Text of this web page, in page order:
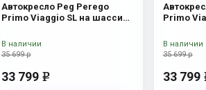
Автокресло Peg Perego
Primo Viaggio SL на шасси
White/Black) Luxe Beige
35 699 р
33 799 e
В наличии
Primo
White/
35 699 р
33 799
В наличии